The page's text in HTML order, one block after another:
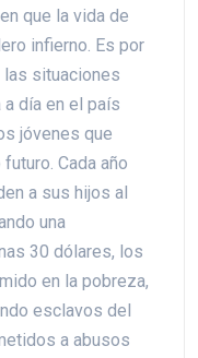
que la vida de
infierno. Es por
situaciones
día en el país
jóvenes que
Cada año
a sus hijos al
una
30 dólares, los
en la pobreza,
esclavos del
a abusos